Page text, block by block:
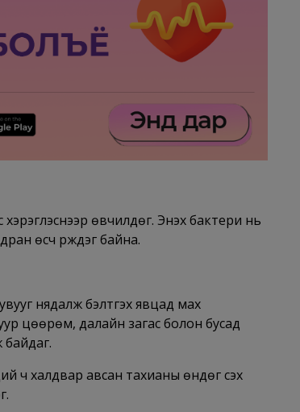
өвчилдөг. Энэхүү бактери нь
өсч үрждэг байна.
нядалж бэлтгэх явцад мах
цөөрөм, далайн загас болон бусад
байдаг.
ч халдвар авсан тахианы өндөг үүсэх